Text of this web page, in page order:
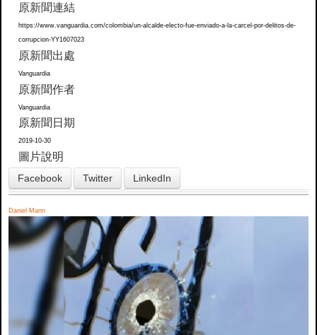
原新聞連結
https://www.vanguardia.com/colombia/un-alcalde-electo-fue-enviado-a-la-carcel-por-delitos-de-
corrupcion-YY1607023
原新聞出處
Vanguardia
原新聞作者
Vanguardia
原新聞日期
2019-10-30
圖片說明
Facebook Twitter LinkedIn
Daniel Mann